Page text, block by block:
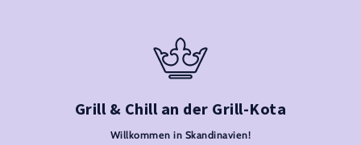
Grill & Chill an der Grill-Kota
Willkommen in Skandinavien!